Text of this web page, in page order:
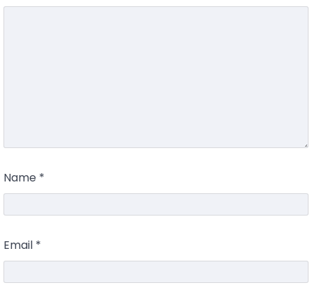
Name *
Email *